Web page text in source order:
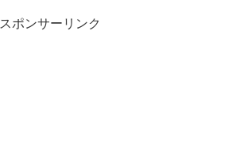
スポンサーリンク